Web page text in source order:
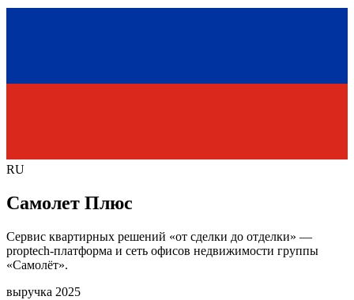
RU
Самолет Плюс
Сервис квартирных решений «от сделки до отделки» —
proptech-платформа и сеть офисов недвижимости группы
«Самолёт».
выручка 2025